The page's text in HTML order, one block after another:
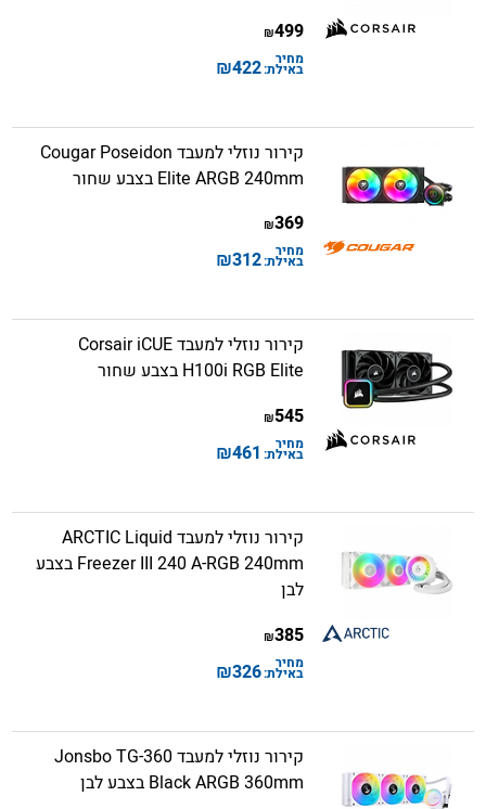
499
₪
מחיר
באילת:422
₪
קירור נוזלי למעבד Cougar Poseidon
Elite ARGB 240mm בצבע שחור
369
₪
מחיר
באילת:312
₪
קירור נוזלי למעבד Corsair iCUE
H100i RGB Elite בצבע שחור
545
₪
מחיר
באילת: 461
₪
קירור נוזלי למעבד ARCTIC Liquid
Freezer III 240 A-RGB 240mm בצבע
לבן
385
₪
מחיר
באילת:326
₪
קירור נוזלי למעבד Jonsbo TG-360
Black ARGB 360mm בצבע לבן